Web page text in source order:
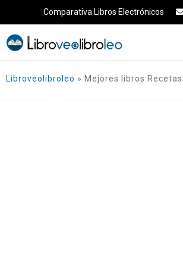
al
contenido
Comparativa Libros Electrónicos
Libroveolibroleo » Mejores libros